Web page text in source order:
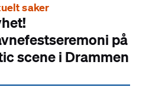
saker
på
scene i Drammen